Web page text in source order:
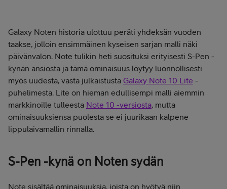
Galaxy Noten historia ulottuu peräti yhdeksän vuoden
taakse, jolloin ensimmäinen kyseisen sarjan malli näki
päivänvalon. Note tulikin heti suosituksi erityisesti S-Pen -
kynän ansiosta ja tämä ominaisuus löytyy luonnollisesti
myös uudesta, vasta julkaistusta Galaxy Note 10 Lite -
puhelimesta. Lite on hieman edullisempi malli aiemmin
markkinoille tulleesta Note 10 -versiosta, mutta
ominaisuuksiensa puolesta se ei juurikaan kalpene
lippulaivamallin rinnalla.
S-Pen -kynä on Noten sydän
Note sisältää ominaisuuksia, joista on hyötyä niin